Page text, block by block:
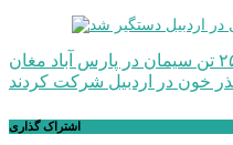
راهبری
نوشته
اشتراک گذاری